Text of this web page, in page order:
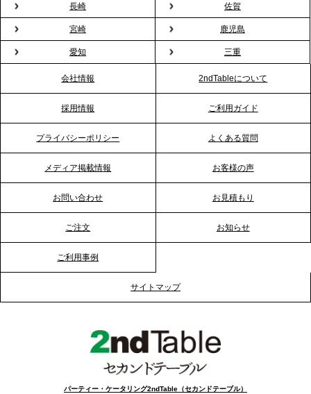
2026.1.26
プレスリリースのご案内｜もう「義理チョコ」で悩
まない。職場のバレンタインをケータリングで“福利
厚生”化。採用にも効く新スタイルを提案
2026.1.23
RKB毎日放送「RKB NEWS」で、2ndTable「恵方
巻きケータリング」が紹介されました
2026.1.20
る？「恵方巻きケータリング」で、社内コミュニケ
ーションを活性化
2025.12.12
事提供を実施へ
TBS「Nスタ」で、2ndTable「1DISH」が紹介され
長崎 佐賀
宮崎 鹿児島
愛知 三重
会社情報 2ndTableについて
採用情報 ご利用ガイド
プライバシーポリシー よくある質問
メディア掲載情報 お客様の声
お問い合わせ お見積もり
ご注文 お知らせ
ご利用事例
サイトマップ
パーティー・ケータリング2ndTable（セカンドテーブル）